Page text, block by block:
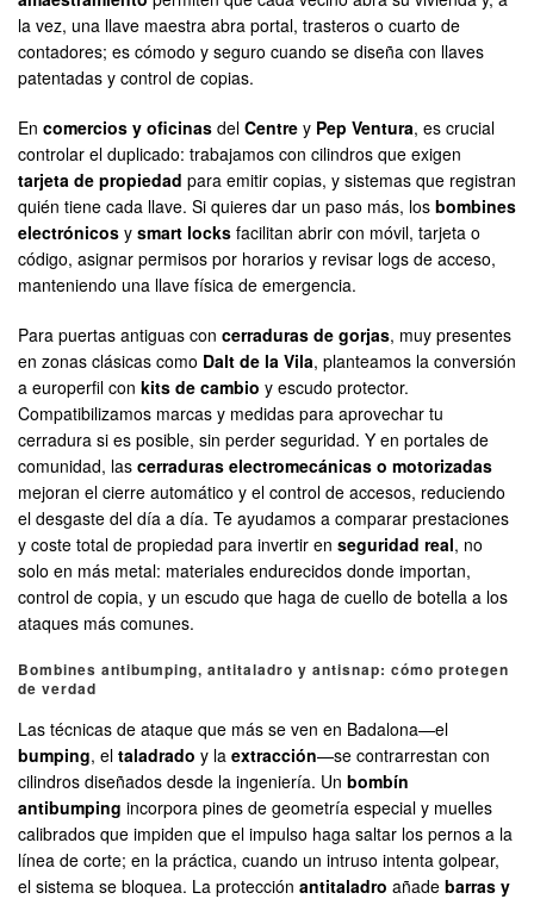
la vez, una llave maestra abra portal, trasteros o cuarto de
contadores; es cómodo y seguro cuando se diseña con llaves
patentadas y control de copias.
En comercios y oficinas del Centre y Pep Ventura, es crucial
controlar el duplicado: trabajamos con cilindros que exigen
tarjeta de propiedad para emitir copias, y sistemas que registran
quién tiene cada llave. Si quieres dar un paso más, los bombines
electrónicos y smart locks facilitan abrir con móvil, tarjeta o
código, asignar permisos por horarios y revisar logs de acceso,
manteniendo una llave física de emergencia.
Para puertas antiguas con cerraduras de gorjas, muy presentes
en zonas clásicas como Dalt de la Vila, planteamos la conversión
a europerfil con kits de cambio y escudo protector.
Compatibilizamos marcas y medidas para aprovechar tu
cerradura si es posible, sin perder seguridad. Y en portales de
comunidad, las cerraduras electromecánicas o motorizadas
mejoran el cierre automático y el control de accesos, reduciendo
el desgaste del día a día. Te ayudamos a comparar prestaciones
y coste total de propiedad para invertir en seguridad real, no
solo en más metal: materiales endurecidos donde importan,
control de copia, y un escudo que haga de cuello de botella a los
ataques más comunes.
Bombines antibumping, antitaladro y antisnap: cómo protegen
de verdad
Las técnicas de ataque que más se ven en Badalona—el
bumping, el taladrado y la extracción—se contrarrestan con
cilindros diseñados desde la ingeniería. Un bombín
antibumping incorpora pines de geometría especial y muelles
calibrados que impiden que el impulso haga saltar los pernos a la
línea de corte; en la práctica, cuando un intruso intenta golpear,
el sistema se bloquea. La protección antitaladro añade barras y